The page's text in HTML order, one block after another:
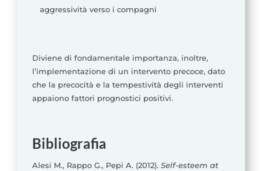
aggressività verso i compagni
Diviene di fondamentale importanza, inoltre,
l’implementazione di un intervento precoce, dato
che la precocità e la tempestività degli interventi
appaiono fattori prognostici positivi.
Bibliografia
Alesi M., Rappo G., Pepi A. (2012). Self-esteem at